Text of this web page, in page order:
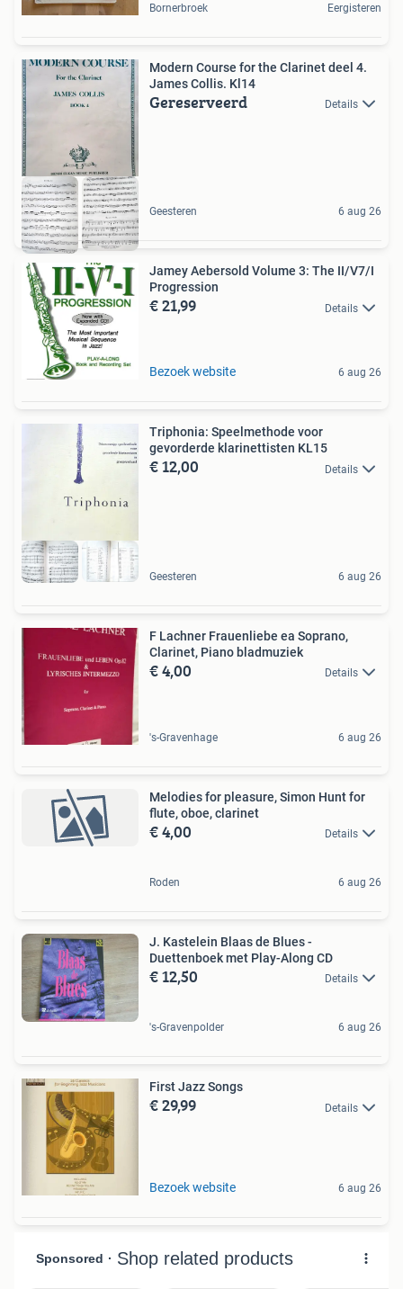
Bornerbroek Eergisteren
Modern Course for the Clarinet deel 4.
James Collis. Kl14
Gereserveerd Details
Geesteren 6 aug 26
Jamey Aebersold Volume 3: The II/V7/I
Progression
€ 21,99 Details
Bezoek website 6 aug 26
Triphonia: Speelmethode voor
gevorderde klarinettisten KL15
€ 12,00 Details
Geesteren 6 aug 26
F Lachner Frauenliebe ea Soprano,
Clarinet, Piano bladmuziek
€ 4,00 Details
's-Gravenhage 6 aug 26
Melodies for pleasure, Simon Hunt for
flute, oboe, clarinet
€ 4,00 Details
Roden 6 aug 26
J. Kastelein Blaas de Blues -
Duettenboek met Play-Along CD
€ 12,50 Details
's-Gravenpolder 6 aug 26
First Jazz Songs
€ 29,99 Details
Bezoek website 6 aug 26